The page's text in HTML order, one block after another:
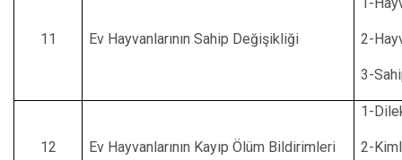
11 Ev Hayvanlarının Sahip Değişikliği 2-
3-
12 Ev Hayvanlarının Kayıp Ölüm Bildirimleri
1-
2-